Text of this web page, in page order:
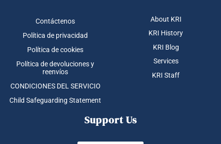
Contáctenos
Política de privacidad
Política de cookies
Política de devoluciones y
reenvíos
CONDICIONES DEL SERVICIO
Child Safeguarding Statement
About KRI
KRI History
KRI Blog
Services
KRI Staff
Support Us